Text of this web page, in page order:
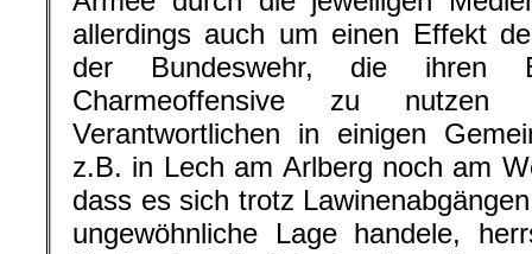
allerdings auch um einen Effekt
der Bundeswehr, die ihren
Charmeoffensive zu
Verantwortlichen in einigen
z.B. in Lech am Arlberg noch am
dass es sich trotz
ungewöhnliche Lage handele,